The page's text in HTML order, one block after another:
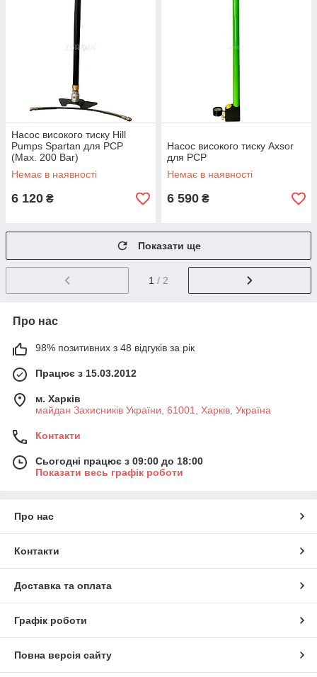
Насос високого тиску Hill
Pumps Spartan для PCP
(Max. 200 Bar)
Немає в наявності
6 120 ₴
Насос високого тиску Axsor
для PCP
Немає в наявності
6 590 ₴
Показати ще
1 / 2
Про нас
98% позитивних з 48 відгуків за рік
Працює з 15.03.2012
м. Харків
майдан Захисників України, 61001, Харків, Україна
Контакти
Сьогодні працює з 09:00 до 18:00
Показати весь графік роботи
Про нас
Контакти
Доставка та оплата
Графік роботи
Повна версія сайту